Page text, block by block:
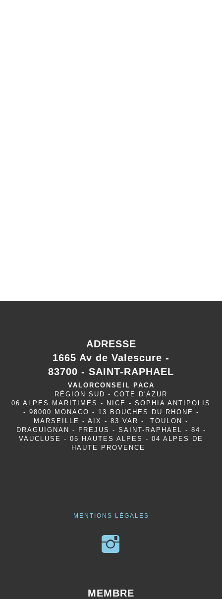
ADRESSE
1665 Av de Valescure -
83700 - SAINT-RAPHAEL
VALORCONSEIL PACA
RÉGION SUD - COTE D'AZUR
06 ALPES MARITIMES - NICE - SOPHIA ANTIPOLIS
- 98000 MONACO - 13 BOUCHES DU RHONE -
MARSEILLE - AIX - 83 VAR - TOULON -
DRAGUIGNAN - FREJUS - SAINT-RAPHAEL - 84 -
VAUCLUSE - 05 HAUTES ALPES - 04 ALPES DE
HAUTE PROVENCE
MENTIONS LÉGALES
MEMBRE